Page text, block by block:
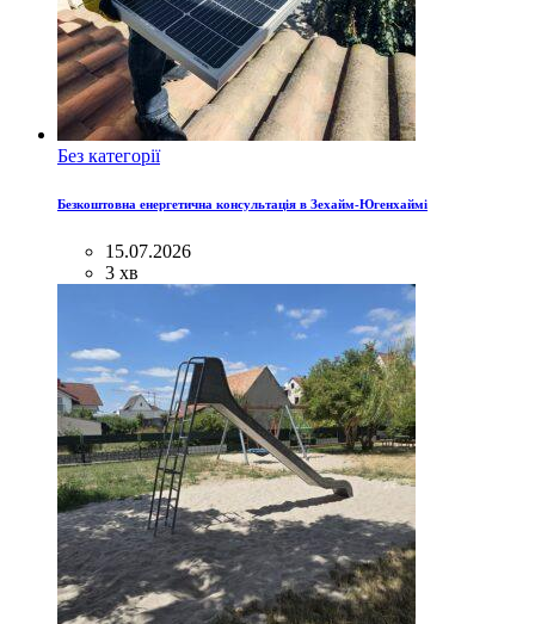
Без категорії
Безкоштовна енергетична консультація в Зехайм-Югенхаймі
15.07.2026
3 хв